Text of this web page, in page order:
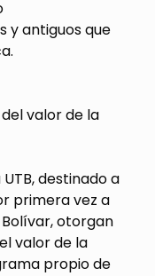
y antiguos que
valor de la
destinado a
primera vez a
otorgan
valor de la
propio de